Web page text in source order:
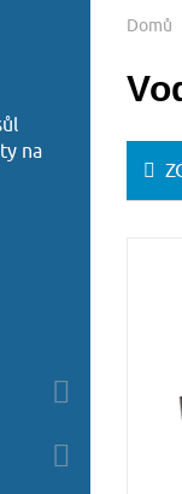
na
Domů